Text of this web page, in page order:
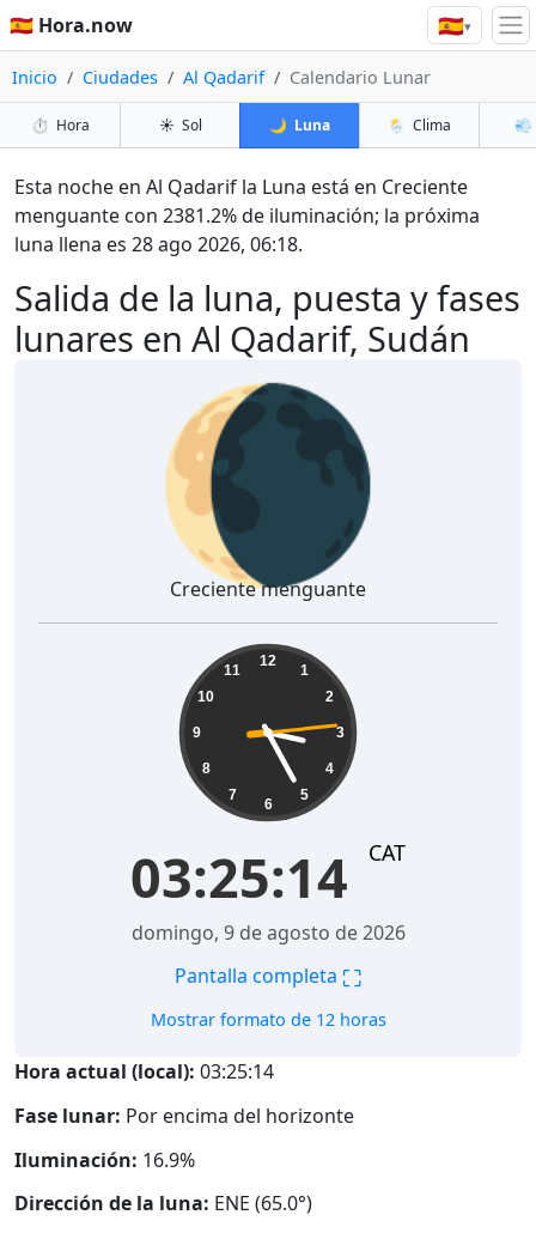
🇪🇸 Hora.now 🇪🇸▾
Inicio Ciudades Al Qadarif Calendario Lunar
⏱️ Hora ☀️ Sol 🌙 Luna 🌦️ Clima 💨
Salida de la luna, puesta y fases
lunares en Al Qadarif, Sudán
Esta noche en Al Qadarif la Luna está en Creciente
menguante con 2381.2% de iluminación; la próxima
luna llena es 28 ago 2026, 06:18.
🌘
Creciente menguante
12
1
2
3
4
5
6
7
8
9
10
11
03:25:15 CAT
domingo, 9 de agosto de 2026
Pantalla completa ⛶
Mostrar formato de 12 horas
Hora actual (local): 03:25:15
Fase lunar: Por encima del horizonte
Iluminación: 16.9%
Dirección de la luna: ENE (65.0°)